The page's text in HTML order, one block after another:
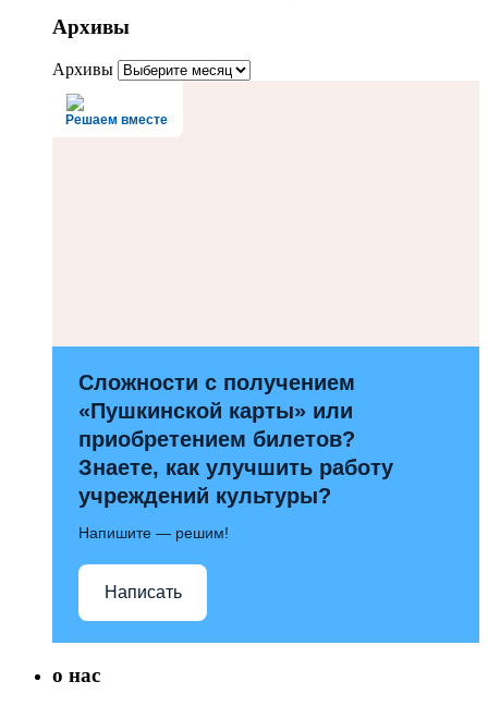
Архивы
Архивы
Решаем вместе
Сложности с получением
«Пушкинской карты» или
приобретением билетов?
Знаете, как улучшить работу
учреждений культуры?
Напишите — решим!
Написать
о нас